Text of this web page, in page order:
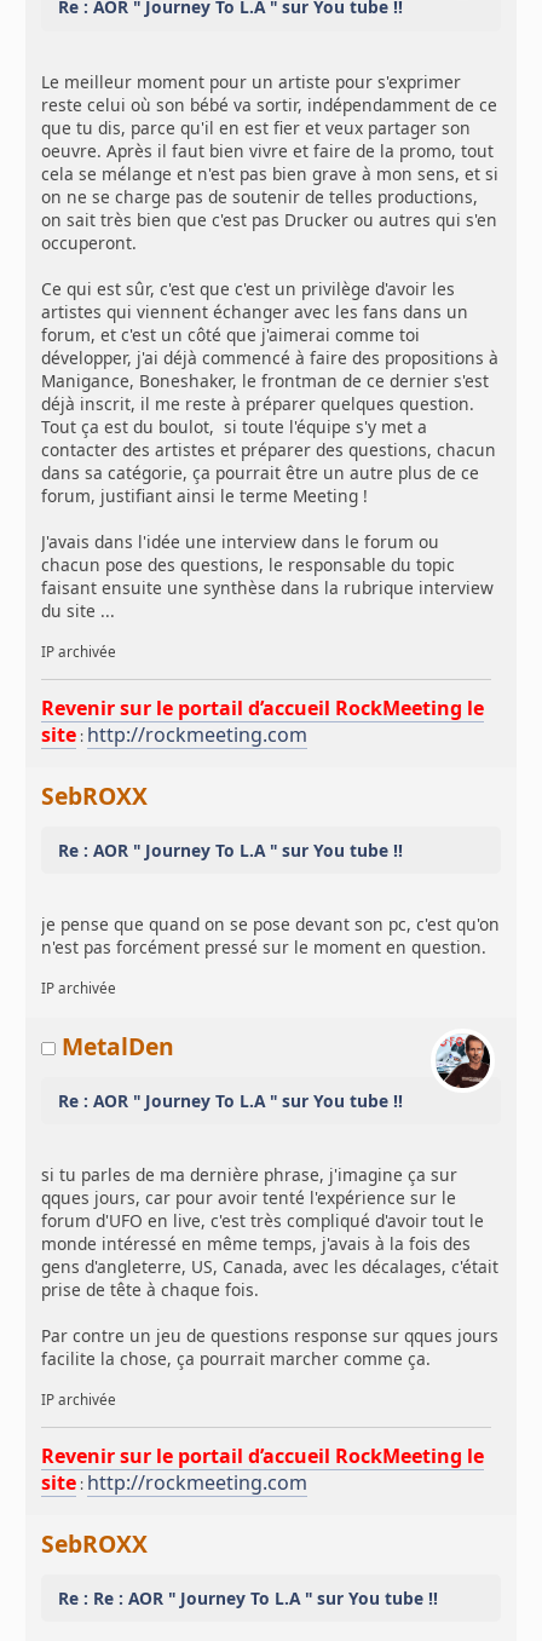
Re : AOR " Journey To L.A " sur You tube !!
Le meilleur moment pour un artiste pour s'exprimer
reste celui où son bébé va sortir, indépendamment de ce
que tu dis, parce qu'il en est fier et veux partager son
oeuvre. Après il faut bien vivre et faire de la promo, tout
cela se mélange et n'est pas bien grave à mon sens, et si
on ne se charge pas de soutenir de telles productions,
on sait très bien que c'est pas Drucker ou autres qui s'en
occuperont.
Ce qui est sûr, c'est que c'est un privilège d'avoir les
artistes qui viennent échanger avec les fans dans un
forum, et c'est un côté que j'aimerai comme toi
développer, j'ai déjà commencé à faire des propositions à
Manigance, Boneshaker, le frontman de ce dernier s'est
déjà inscrit, il me reste à préparer quelques question.
Tout ça est du boulot, si toute l'équipe s'y met a
contacter des artistes et préparer des questions, chacun
dans sa catégorie, ça pourrait être un autre plus de ce
forum, justifiant ainsi le terme Meeting !
J'avais dans l'idée une interview dans le forum ou
chacun pose des questions, le responsable du topic
faisant ensuite une synthèse dans la rubrique interview
du site ...
IP archivée
Revenir sur le portail d’accueil RockMeeting le
site : http://rockmeeting.com
SebROXX
Re : AOR " Journey To L.A " sur You tube !!
je pense que quand on se pose devant son pc, c'est qu'on
n'est pas forcément pressé sur le moment en question.
IP archivée
MetalDen
Re : AOR " Journey To L.A " sur You tube !!
si tu parles de ma dernière phrase, j'imagine ça sur
qques jours, car pour avoir tenté l'expérience sur le
forum d'UFO en live, c'est très compliqué d'avoir tout le
monde intéressé en même temps, j'avais à la fois des
gens d'angleterre, US, Canada, avec les décalages, c'était
prise de tête à chaque fois.
Par contre un jeu de questions response sur qques jours
facilite la chose, ça pourrait marcher comme ça.
IP archivée
Revenir sur le portail d’accueil RockMeeting le
site : http://rockmeeting.com
SebROXX
Re : Re : AOR " Journey To L.A " sur You tube !!